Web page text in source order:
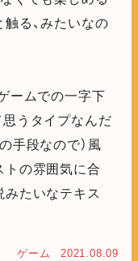
る、みたいなの
ームでの一字下
うタイプなんだ
手段なので）風
トの雰囲気に合
たいなテキス
ゲーム 2021.08.09